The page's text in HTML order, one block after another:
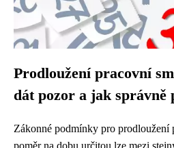
Prodloužení pracovní
dát pozor a jak správně
Zákonné podmínky pro prodloužení
poměr na dobu určitou lze mezi